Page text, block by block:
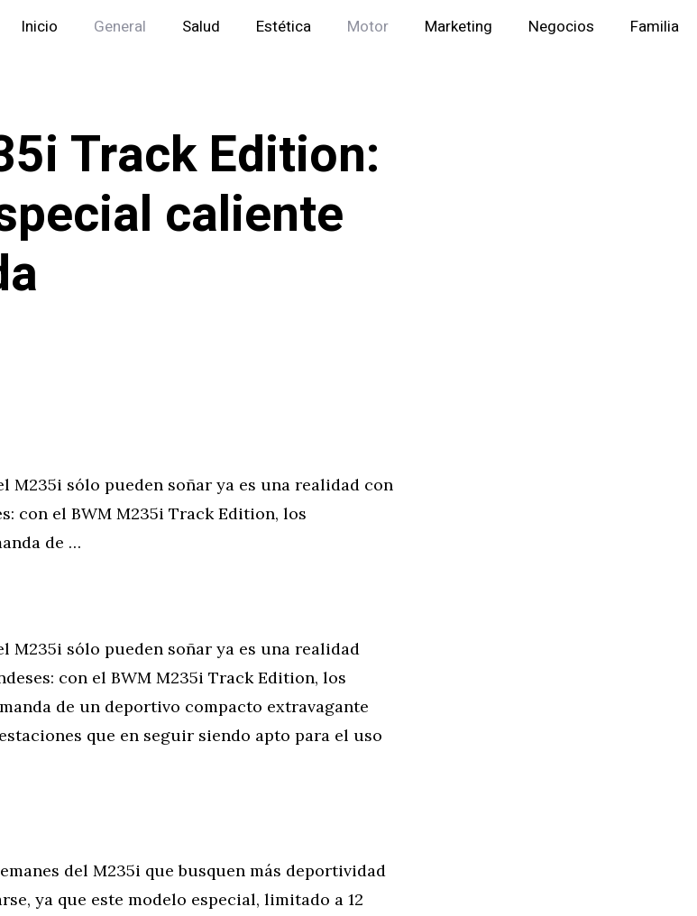
Inicio General Salud Estética Motor Marketing Negocios Familia
Track Edition:
caliente
M235i sólo pueden soñar ya es una realidad con
con el BWM M235i Track Edition, los
de …
M235i sólo pueden soñar ya es una realidad
con el BWM M235i Track Edition, los
de un deportivo compacto extravagante
que en seguir siendo apto para el uso
del M235i que busquen más deportividad
ya que este modelo especial, limitado a 12